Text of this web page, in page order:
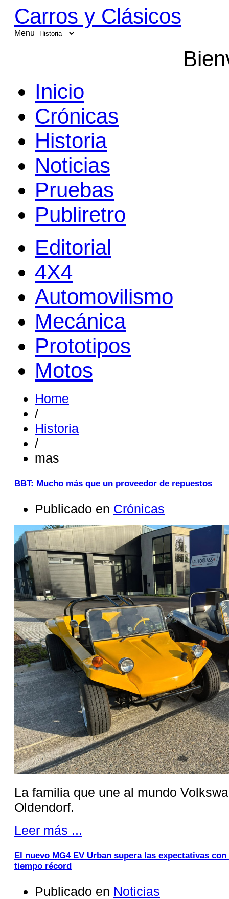
Carros y Clásicos
Menu
Inicio
Crónicas
Historia
Noticias
Pruebas
Publiretro
Editorial
4X4
Automovilismo
Mecánica
Prototipos
Motos
Home
/
Historia
/
mas
BBT: Mucho más que un proveedor de repuestos
Publicado en Crónicas
La familia que une al mundo
Oldendorf.
Leer más ...
El nuevo MG4 EV Urban supera las expectativas
tiempo récord
Publicado en Noticias